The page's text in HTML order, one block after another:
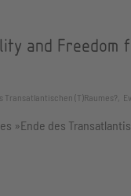
and
Transatlantischen (T)Raumes?,
»Ende des